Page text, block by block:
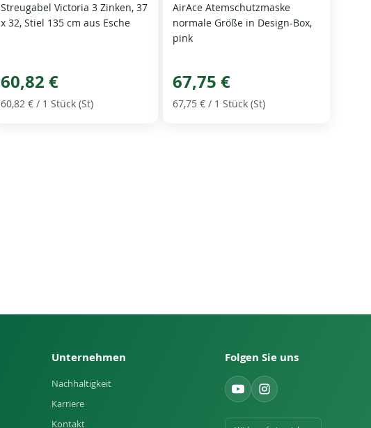
Streugabel Victoria 3 Zinken, 37
x 32, Stiel 135 cm aus Esche
60,82 €
60,82 € / 1 Stück (St)
AirAce Atemschutzmaske
normale Größe in Design-Box,
pink
67,75 €
67,75 €/ 1 Stück (St)
Unternehmen
Nachhaltigkeit
Karriere
Kontakt
Folgen Sie uns